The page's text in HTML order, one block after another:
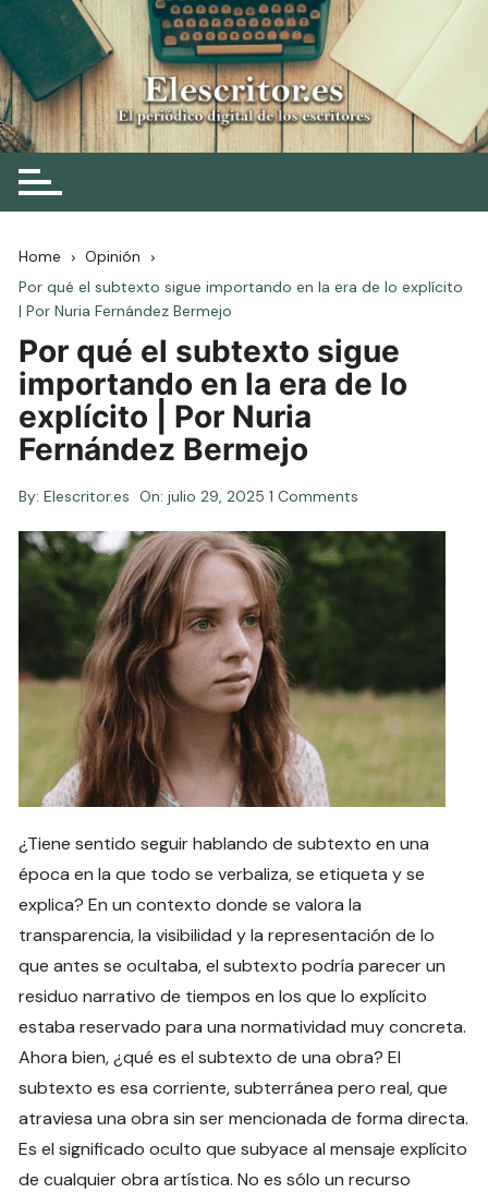
Skip
to
content
Elescritor.es
El periódico digital de los escritores
Home
Opinión
Por qué el subtexto sigue importando en la era de lo explícito
| Por Nuria Fernández Bermejo
Por qué el subtexto sigue
importando en la era de lo
explícito | Por Nuria
Fernández Bermejo
By: Elescritor.es On:julio 29, 2025 1 Comments
¿Tiene sentido seguir hablando de subtexto en una
época en la que todo se verbaliza, se etiqueta y se
explica? En un contexto donde se valora la
transparencia, la visibilidad y la representación de lo
que antes se ocultaba, el subtexto podría parecer un
residuo narrativo de tiempos en los que lo explícito
estaba reservado para una normatividad muy concreta.
Ahora bien, ¿qué es el subtexto de una obra? El
subtexto es esa corriente, subterránea pero real, que
atraviesa una obra sin ser mencionada de forma directa.
Es el significado oculto que subyace al mensaje explícito
de cualquier obra artística. No es sólo un recurso